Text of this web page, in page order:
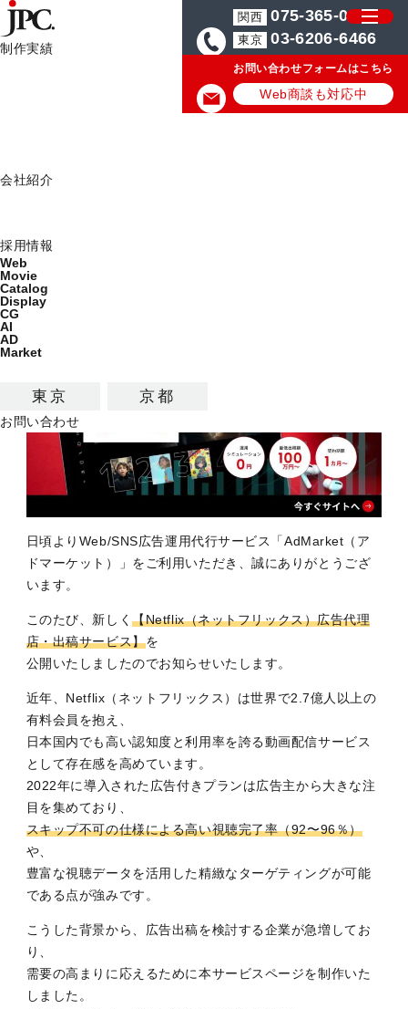
制作実績
会社紹介
採用情報
Web
Movie
Catalog
Display
CG
AI
AD
Market
東京 京都
お問い合わせ
関西 075-365-0571
東京 03-6206-6466
お問い合わせフォームはこちら
Web商談も対応中
【AdMarket】Netflix広告出稿サービス
スのご案内
日頃よりWeb/SNS広告運用代行サービス「AdMarket（ア
ドマーケット）」をご利用いただき、誠にありがとうござ
います。
このたび、新しく【Netflix（ネットフリックス）広告代理
店・出稿サービス】を
公開いたしましたのでお知らせいたします。
近年、Netflix（ネットフリックス）は世界で2.7億人以上の
有料会員を抱え、
日本国内でも高い認知度と利用率を誇る動画配信サービス
として存在感を高めています。
2022年に導入された広告付きプランは広告主から大きな注
目を集めており、
スキップ不可の仕様による高い視聴完了率（92〜96％）
や、
豊富な視聴データを活用した精緻なターゲティングが可能
である点が強みです。
こうした背景から、広告出稿を検討する企業が急増してお
り、
需要の高まりに応えるために本サービスページを制作いた
しました。